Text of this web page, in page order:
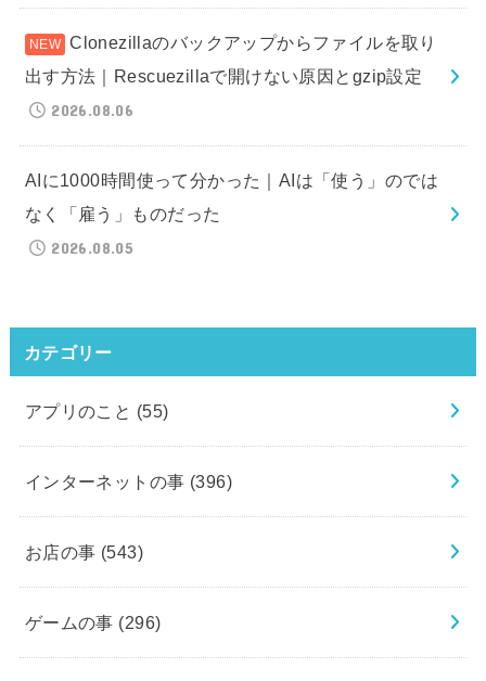
Clonezillaのバックアップからファイルを取り
出す方法｜Rescuezillaで開けない原因とgzip設定
2026.08.06
AIに1000時間使って分かった｜AIは「使う」のでは
なく「雇う」ものだった
2026.08.05
カテゴリー
アプリのこと (55)
インターネットの事 (396)
お店の事 (543)
ゲームの事 (296)